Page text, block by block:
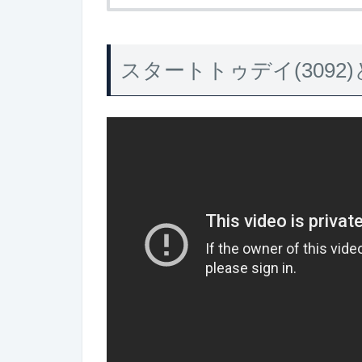
スタートトゥデイ(3092)